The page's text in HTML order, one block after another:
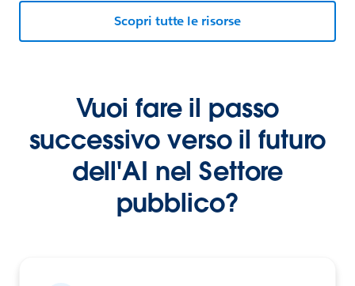
Scopri tutte le risorse
Vuoi fare il passo
successivo verso il futuro
dell'AI nel Settore
pubblico?